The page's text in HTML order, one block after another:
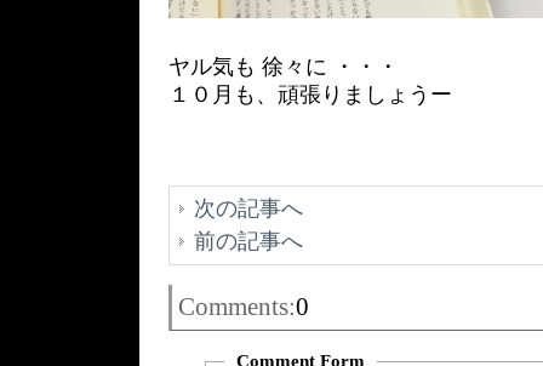
ヤル気も 徐々に ・・・
１０月も、頑張りましょうー
次の記事へ
前の記事へ
Comments:0
Comment Form